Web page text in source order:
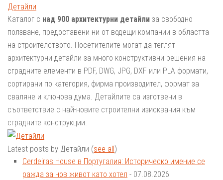
Детайли
Каталог с над 900 архитектурни детайли за свободно
ползване, предоставени ни от водещи компании в областта
на строителството. Посетителите могат да теглят
архитектурни детайли за много конструктивни решения на
сградните елементи в PDF, DWG, JPG, DXF или PLA формати,
сортирани по категория, фирма производител, формат за
сваляне и ключова дума. Детайлите са изготвени в
съответствие с най-новите строителни изисквания към
сградните конструкции.
Latest posts by Детайли (see all)
Cerdeiras House в Португалия: Историческо имение се
ражда за нов живот като хотел - 07.08.2026